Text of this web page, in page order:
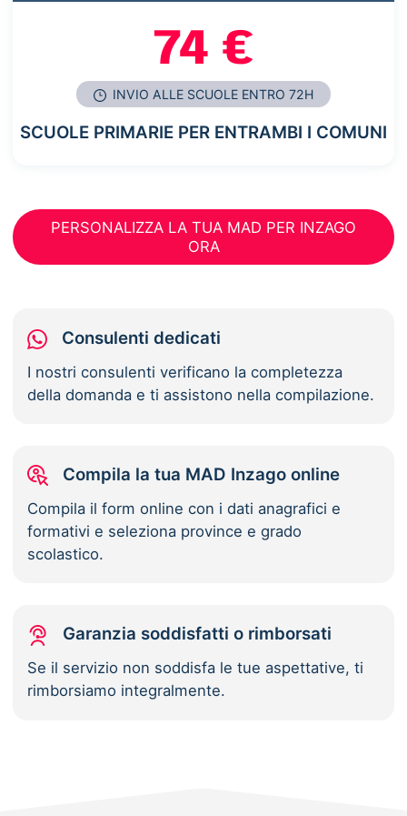
74 €
INVIO ALLE SCUOLE ENTRO 72H
SCUOLE PRIMARIE PER ENTRAMBI I COMUNI
PERSONALIZZA LA TUA MAD PER INZAGO
ORA
Consulenti dedicati
I nostri consulenti verificano la completezza
della domanda e ti assistono nella compilazione.
Compila la tua MAD Inzago online
Compila il form online con i dati anagrafici e
formativi e seleziona province e grado
scolastico.
Garanzia soddisfatti o rimborsati
Se il servizio non soddisfa le tue aspettative, ti
rimborsiamo integralmente.